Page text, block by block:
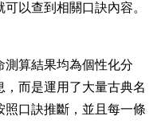
以查到相關口訣內容。
測算結果均為個性化分
而是運用了大量古典名
口訣推斷，並且每一條